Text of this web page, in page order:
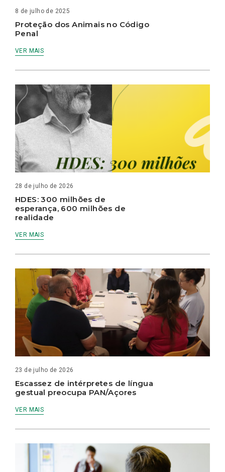
8 de julho de 2025
Proteção dos Animais no Código
Penal
VER MAIS
28 de julho de 2026
HDES: 300 milhões de
esperança, 600 milhões de
realidade
VER MAIS
23 de julho de 2026
Escassez de intérpretes de língua
gestual preocupa PAN/Açores
VER MAIS